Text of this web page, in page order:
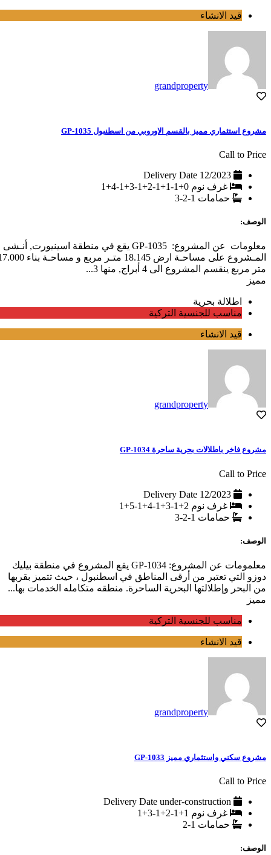
قيد الانشاء
grandproperty
مشروع استثماري مميز بالقسم الاوروبي من اسطنبول GP-1035
Call to Price
Delivery Date 12/2023
غرف نوم 0+1-1+1-2+1-3+1-4+1
حمامات 1-2-3
الوصف:
معلومات عن المشروع: GP-1035 ‎ يقع في منطقة اسينيورت, أنـشى
المـشروع على مساحـة ارض 18.145 متـر مربع و مساحـة
متر مربع ينقسم المشروع الى 4 أبراج, منها 3...
مميز
اطلالة بحرية
مناسب للجنسية التركية
قيد الانشاء
grandproperty
مشروع فاخر باطلالات بحرية ساحرة GP-1034
Call to Price
Delivery Date 12/2023
غرف نوم 2+1-3+1-4+1-5+1
حمامات 1-2-3
الوصف:
معلمومات عن المشروع: GP-1034 يقع المشروع في منطقة بيليك
دوزو التي تعتبر من أرقى المناطق في اسطنبول ، حيث تتميز بقربها
من البحر وإطلالتها البحرية الساحرة. منطقه متكامله الخدمات بها...
مميز
مناسب للجنسية التركية
قيد الانشاء
grandproperty
مشروع سكني واستثماري مميز GP-1033
Call to Price
Delivery Date under-construction
غرف نوم 1+1-2+1-3+1
حمامات 1-2
الوصف: